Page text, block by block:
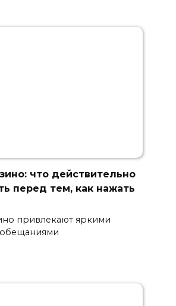
что действительно
перед тем, как нажать
привлекают яркими